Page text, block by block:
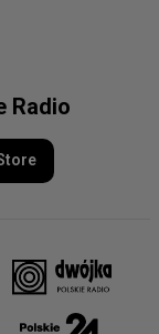
Radio